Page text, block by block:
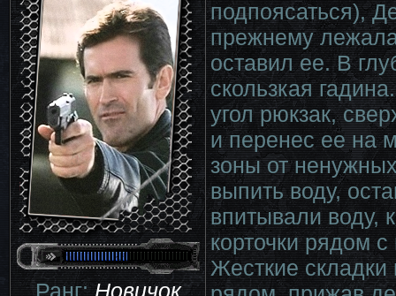
Ранг:Новичок
подпоясаться),
прежнему
оставил ее. В
скользкая
угол рюкзак,
и перенес ее на
зоны от
выпить воду,
впитывали воду,
корточки рядом
Жесткие складки